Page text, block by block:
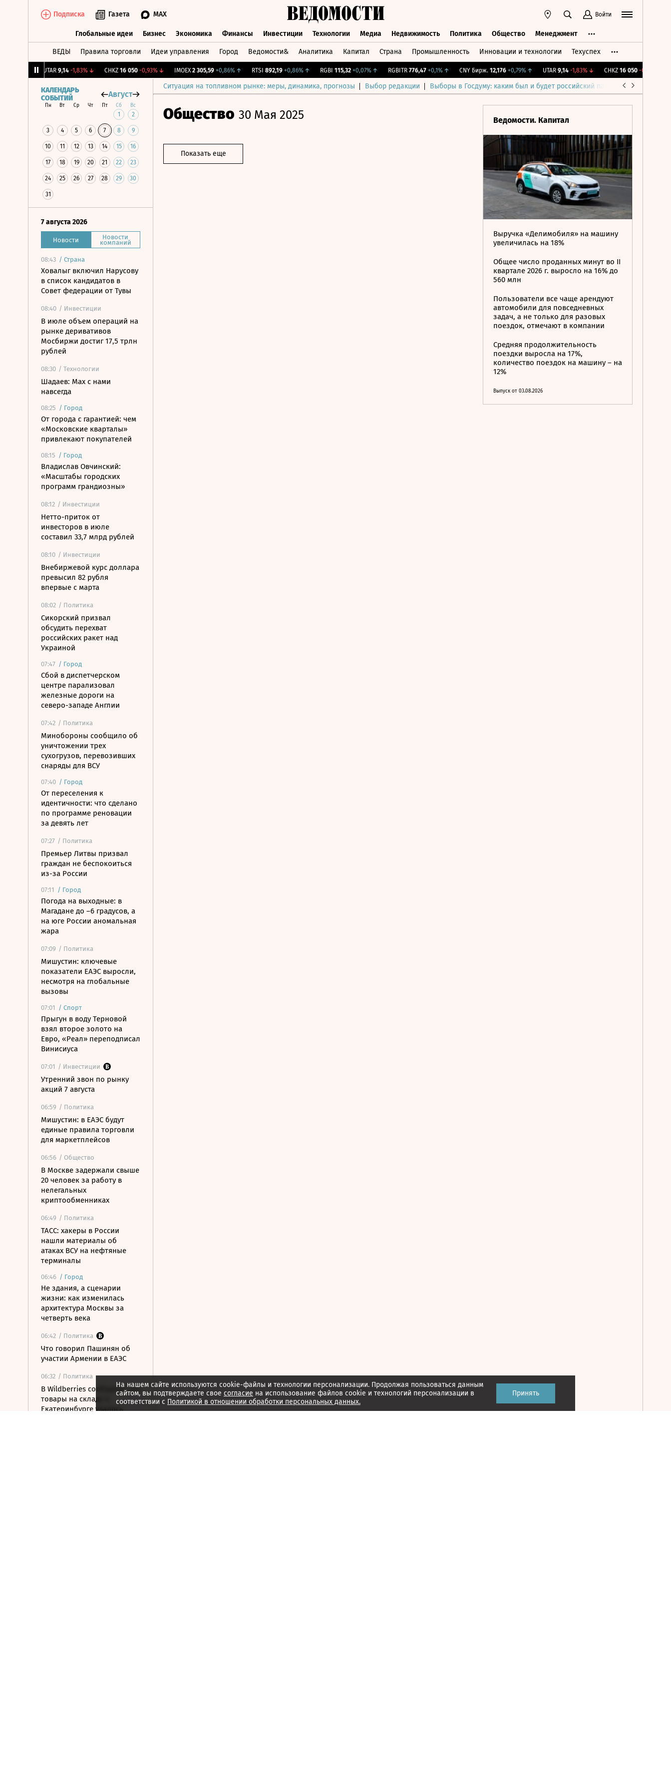
Подписка Газета MAX Войти
Глобальные идеи Бизнес Экономика Финансы Инвестиции Технологии Медиа Недвижимость Политика Общество Менеджмент
ВЕДЫ Правила торговли Идеи управления Город Ведомости& Аналитика Капитал Страна Промышленность Инновации и технологии Техуспех
UTAR 9,14 -1,83%↓ CHKZ 16 050 -0,93%↓ IMOEX 2 305,59 +0,86%↑ RTSI 892,19 +0,86%↑ RGBI 115,32 +0,07%↑ RGBITR 776,47 +0,1%↑ CNY Бирж. 12,176 +0,79%↑ UTAR 9,14 -1,83%↓ CHKZ 16 050 -0,93%
Ситуация на топливном рынке: меры, динамика, прогнозы Выбор редакции Выборы в Госдуму: каким был и будет российский парламент
КАЛЕНДАРЬ
СОБЫТИЙ
Август
Пн Вт Ср Чт Пт Сб Вс
1 2
3 4 5 6 7 8 9
10 11 12 13 14 15 16
17 18 19 20 21 22 23
24 25 26 27 28 29 30
31
7 августа 2026
Новости Новости
компаний
08:43 / Страна
Ховалыг включил Нарусову
в список кандидатов в
Совет федерации от Тувы
08:40 / Инвестиции
В июле объем операций на
рынке деривативов
Мосбиржи достиг 17,5 трлн
рублей
08:30 / Технологии
Шадаев: Max с нами
навсегда
08:25 / Город
От города с гарантией: чем
«Московские кварталы»
привлекают покупателей
08:15 / Город
Владислав Овчинский:
«Масштабы городских
программ грандиозны»
08:12 / Инвестиции
Нетто-приток от
инвесторов в июле
составил 33,7 млрд рублей
08:10 / Инвестиции
Внебиржевой курс доллара
превысил 82 рубля
впервые с марта
08:02 / Политика
Сикорский призвал
обсудить перехват
российских ракет над
Украиной
07:47 / Город
Сбой в диспетчерском
центре парализовал
железные дороги на
северо-западе Англии
07:42 / Политика
Минобороны сообщило об
уничтожении трех
сухогрузов, перевозивших
снаряды для ВСУ
07:40 / Город
От переселения к
идентичности: что сделано
по программе реновации
за девять лет
07:27 / Политика
Премьер Литвы призвал
граждан не беспокоиться
из-за России
07:11 / Город
Погода на выходные: в
Магадане до –6 градусов, а
на юге России аномальная
жара
07:09 / Политика
Мишустин: ключевые
показатели ЕАЭС выросли,
несмотря на глобальные
вызовы
07:01 / Спорт
Прыгун в воду Терновой
взял второе золото на
Евро, «Реал» переподписал
Винисиуса
07:01 / Инвестиции
Утренний звон по рынку
акций 7 августа
06:59 / Политика
Мишустин: в ЕАЭС будут
единые правила торговли
для маркетплейсов
06:56 / Общество
В Москве задержали свыше
20 человек за работу в
нелегальных
криптообменниках
06:49 / Политика
ТАСС: хакеры в России
нашли материалы об
атаках ВСУ на нефтяные
терминалы
06:46 / Город
Не здания, а сценарии
жизни: как изменилась
архитектура Москвы за
четверть века
06:42 / Политика
Что говорил Пашинян об
участии Армении в ЕАЭС
06:32 / Политика
В Wildberries сообщили, что
товары на складе в
Екатеринбурге удалось
Общество 30 Мая 2025
Показать еще
Ведомости. Капитал
Выручка «Делимобиля» на машину
увеличилась на 18%
Общее число проданных минут во II
квартале 2026 г. выросло на 16% до
560 млн
Пользователи все чаще арендуют
автомобили для повседневных
задач, а не только для разовых
поездок, отмечают в компании
Средняя продолжительность
поездки выросла на 17%,
количество поездок на машину – на
12%
Выпуск от 03.08.2026
На нашем сайте используются cookie-файлы и технологии персонализации. Продолжая пользоваться данным
сайтом, вы подтверждаете свое согласие на использование файлов cookie и технологий персонализации в
соответствии с Политикой в отношении обработки персональных данных.
Принять